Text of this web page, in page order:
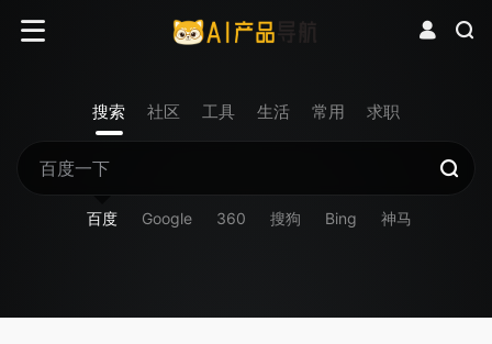
搜索 社区 工具 生活 常用 求职
百度 Google 360 搜狗 Bing 神马